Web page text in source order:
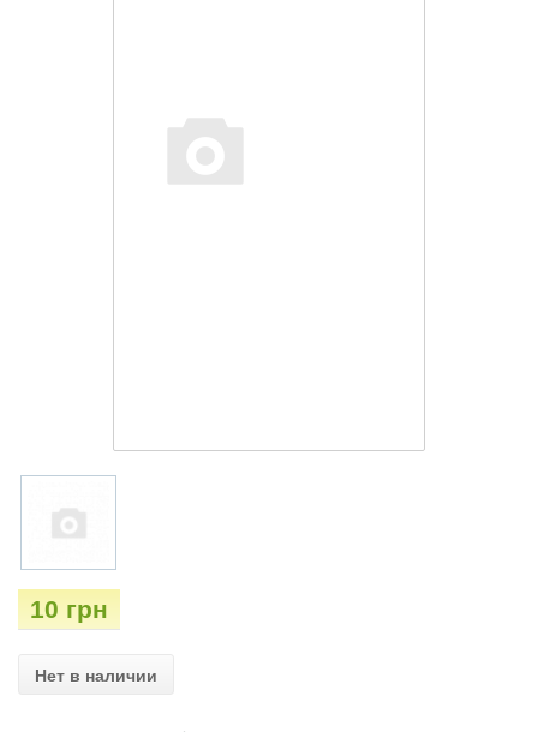
10 грн
Нет в наличии